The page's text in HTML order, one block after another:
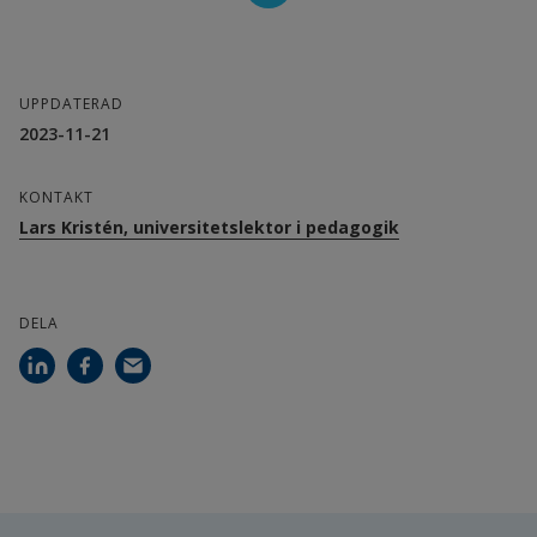
Partner/samverkan:
Eleiko Group AB
Projektdeltagare:
UPPDATERAD
2023-11-21
KONTAKT
Lars Kristén, universitetslektor i pedagogik
DELA